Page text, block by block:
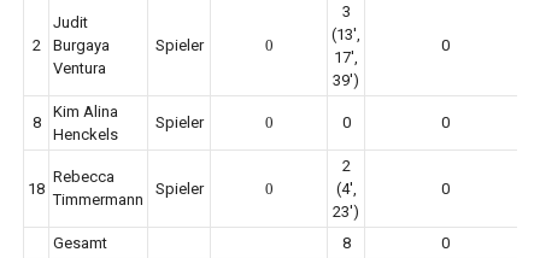
2
Judit
Burgaya
Ventura
Spieler 0
3
(13',
17',
39')
0
8
Kim Alina
Henckels
Spieler 0 0 0
18
Rebecca
Timmermann
Spieler 0
2
(4',
23')
0
Gesamt 8 0